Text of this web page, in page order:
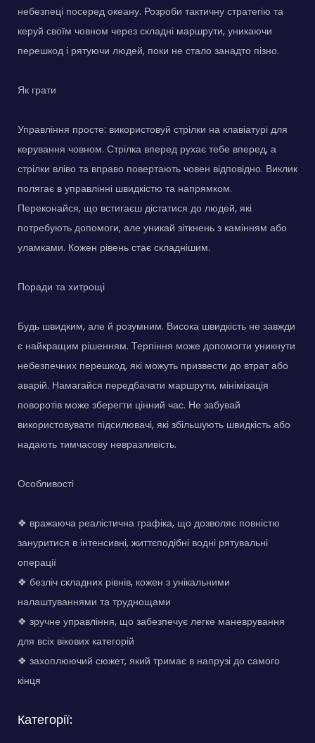
небезпеці посеред океану. Розроби тактичну стратегію та
керуй своїм човном через складні маршрути, уникаючи
перешкод і рятуючи людей, поки не стало занадто пізно.
Як грати
Управління просте: використовуй стрілки на клавіатурі для
керування човном. Стрілка вперед рухає тебе вперед, а
стрілки вліво та вправо повертають човен відповідно. Виклик
полягає в управлінні швидкістю та напрямком.
Переконайся, що встигаєш дістатися до людей, які
потребують допомоги, але уникай зіткнень з камінням або
уламками. Кожен рівень стає складнішим.
Поради та хитрощі
Будь швидким, але й розумним. Висока швидкість не завжди
є найкращим рішенням. Терпіння може допомогти уникнути
небезпечних перешкод, які можуть призвести до втрат або
аварій. Намагайся передбачати маршрути, мінімізація
поворотів може зберегти цінний час. Не забувай
використовувати підсилювачі, які збільшують швидкість або
надають тимчасову невразливість.
Особливості
❖ вражаюча реалістична графіка, що дозволяє повністю
зануритися в інтенсивні, життєподібні водні рятувальні
операції
❖ безліч складних рівнів, кожен з унікальними
налаштуваннями та труднощами
❖ зручне управління, що забезпечує легке маневрування
для всіх вікових категорій
❖ захоплюючий сюжет, який тримає в напрузі до самого
кінця
Категорії: